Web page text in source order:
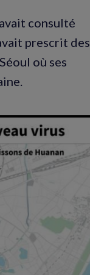
consulté
prescrit des
où ses